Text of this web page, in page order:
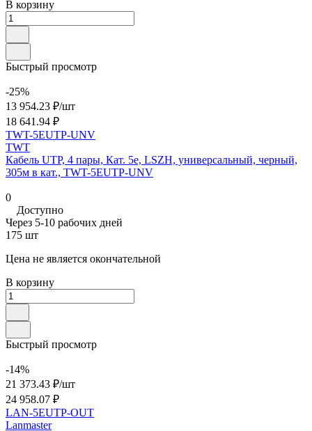
В корзину
Быстрый просмотр
-25%
13 954.23 ₽/шт
18 641.94 ₽
TWT-5EUTP-UNV
TWT
Кабель UTP, 4 пары, Кат. 5e, LSZH, универсальный, черный,
305м в кат., TWT-5EUTP-UNV
0
Доступно
Через 5-10 рабочих дней
175 шт
Цена не является окончательной
В корзину
Быстрый просмотр
-14%
21 373.43 ₽/шт
24 958.07 ₽
LAN-5EUTP-OUT
Lanmaster